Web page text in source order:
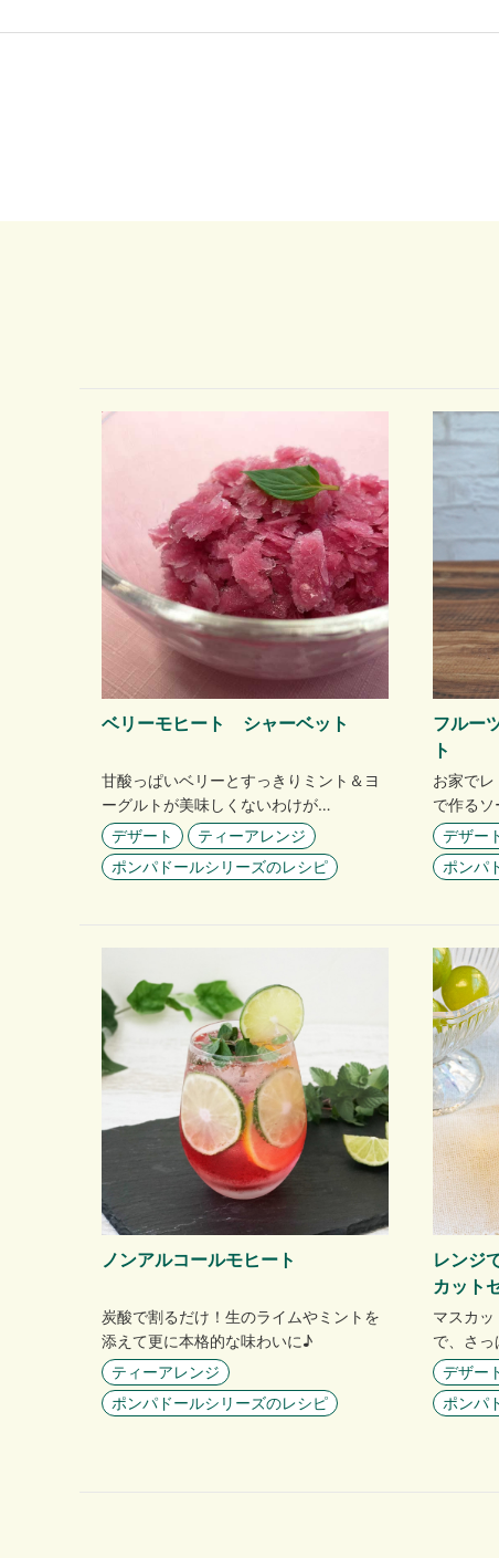
ベリーモヒート シャーベット
甘酸っぱいベリーとすっきりミント＆ヨ
ーグルトが美味しくないわけが…
デザート
ティーアレンジ
ポンパドールシリーズのレシピ
フルー
ト
お家で
で作るソ
デザー
ポンパ
ノンアルコールモヒート
炭酸で割るだけ！生のライムやミントを
添えて更に本格的な味わいに♪
ティーアレンジ
ポンパドールシリーズのレシピ
レンジ
カット
マスカッ
で、さ
デザー
ポンパ